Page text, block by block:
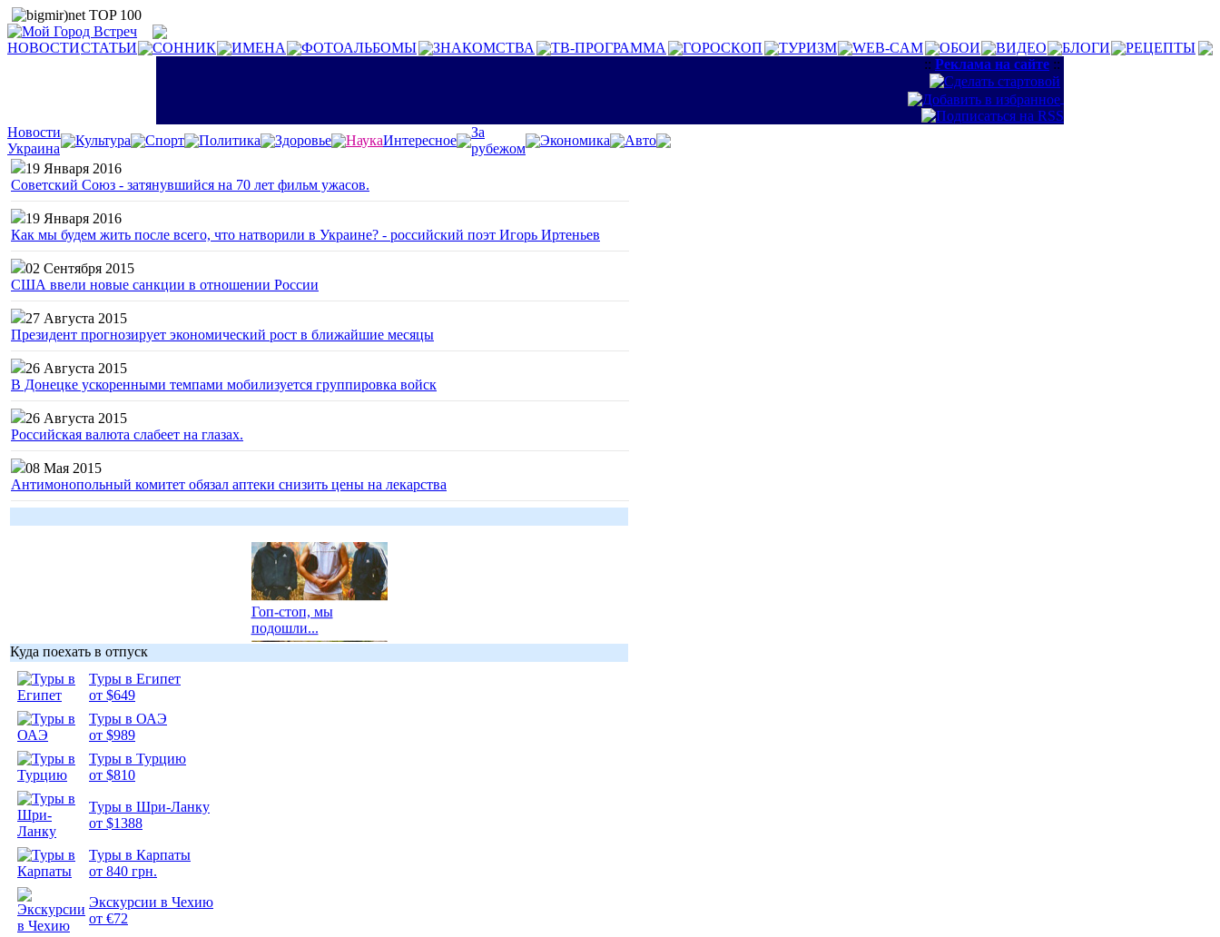
НОВОСТИСТАТЬИ СОННИК ИМЕНА ФОТОАЛЬБОМЫ ЗНАКОМСТВА ТВ-ПРОГРАММА ГОРОСКОП ТУРИЗМ WEB-CAM ОБОИ ВИДЕО БЛОГИ
РЕЦЕПТЫ
:: Реклама на сайте ::
Новости
Украина
Культура Спорт Политика Здоровье НаукаИнтересное
За
рубежом
Экономика
Авто
19 Января 2016
Советский Союз - затянувшийся на 70 лет фильм ужасов.
19 Января 2016
Как мы будем жить после всего, что натворили в Украине? - российский поэт Игорь Иртеньев
02 Сентября 2015
США ввели новые санкции в отношении России
27 Августа 2015
Президент прогнозирует экономический рост в ближайшие месяцы
26 Августа 2015
В Донецке ускоренными темпами мобилизуется группировка войск
26 Августа 2015
Российская валюта слабеет на глазах.
08 Мая 2015
Антимонопольный комитет обязал аптеки снизить цены на лекарства
Гоп-стоп, мы
подошли...
Куда поехать в отпуск
Туры в Египет
от $649
Туры в ОАЭ
от $989
Туры в Турцию
от $810
Туры в Шри-Ланку
от $1388
Туры в Карпаты
от 840 грн.
Экскурсии в Чехию
от €72